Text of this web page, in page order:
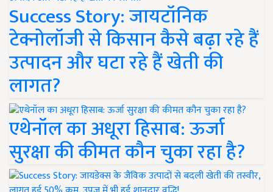
Success Story: जायटॉनिक
टेक्नोलॉजी से किसान कैसे बढ़ा रहे हैं
उत्पादन और घटा रहे हैं खेती की
लागत?
एथेनॉल का अधूरा हिसाब: ऊर्जा
सुरक्षा की कीमत कौन चुका रहा है?